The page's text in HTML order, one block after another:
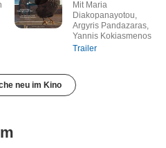
Mit Maria
Diakopanayotou,
Argyris Pandazaras,
Yannis Kokiasmenos
Trailer
neu im Kino